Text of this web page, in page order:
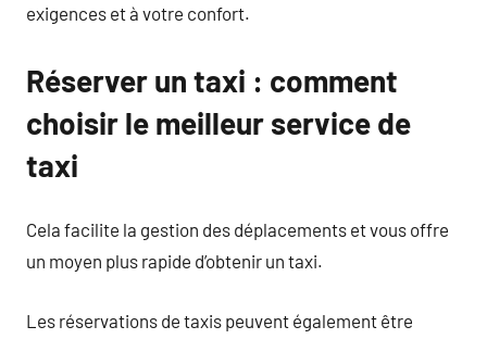
exigences et à votre confort.
Réserver un taxi : comment
choisir le meilleur service de
taxi
Cela facilite la gestion des déplacements et vous offre
un moyen plus rapide d’obtenir un taxi.
Les réservations de taxis peuvent également être